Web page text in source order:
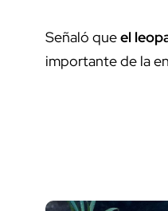
Señaló queel
importante de la